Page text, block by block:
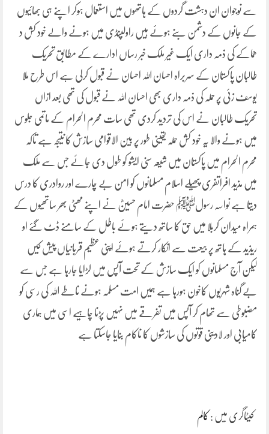
سے نوجوان ان دہشت گردوں کے ہاتھوں میں استعمال ہوکر اپنے ہی بھائیوں
کے جانوں کے دشمن بنے ہوئے ہیں راولپنڈی میں ہونے والے خود کش د
ھماکے کی ذمہ داری ایک غیر ملک خبر رساں ادارے کے مطابق تحریک
طالبان پاکستان کے سربراہ احسان اللہ احسان نے قبول کرلی ہے اس طرح ملا
یوسف زئی پر حملہ کی ذمہ داری بھی احسان اللہ نے قبول کی تھی بعد ازاں
تحریک طالبان نے اس کی تردید کردی تھی سات محرم الحرام کے ماتمی جلوس
میں ہونے والا یہ خود کش حملہ یقینی طور پر بین الاقوامی سازش کا نتیجہ ہے تاکہ
محرم الحرام میں پاکستان میں شیعہ سنی ایشو کو طول دی جائے جس سے ملک
میں مذید افراتفری پھیلے اسلام مسلمانوں کو امن بے چارے اور روادری کا درس
دیتا ہے نواسہ رسولﷺ حضرت امام حسینؓ نے اپنے مھٹی بھر ساتھیوں کے
ہمراہ میدان کربلا میں حق کا ساتھ دیتے ہوئے باطل کے سامنے ڈٹ گئے او
ریذید کے ہاتھ پر بیعت سے انکار کرتے ہوئے اپنی عظیم قربانیاں پیش کیں
لیکن آج مسلمانوں کو ایک سازش کے تحت آپس میں لڑایا جارہا ہے جس سے
بے گناہ شہریوں کاخون ہورہا ہے ہمیں امت مسلمہ ہونے ناطے اللہ کی رسی کو
مضبوطی سے تھام کر آپس میں تفرقے میں نہیں پڑنا چاہیے اسی میں ہماری
کامیابی اور لادینی قوتوں کی سازشوں کا ناکام بنایا جاسکتا ہے
کیٹاگری میں : کالم